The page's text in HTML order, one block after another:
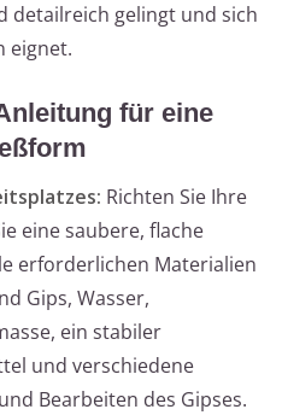
detailreich gelingt und sich
eignet.
für eine
Richten Sie Ihre
eine saubere, flache
erforderlichen Materialien
Gips, Wasser,
ein stabiler
und verschiedene
Bearbeiten des Gipses.